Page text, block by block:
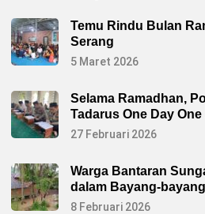
Temu Rindu Bulan
Serang
5 Maret 2026
Selama Ramadhan,
Tadarus One Day One
27 Februari 2026
Warga Bantaran
dalam Bayang-
8 Februari 2026